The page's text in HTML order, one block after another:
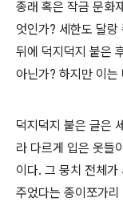
종래 혹은 작금 문화
엇인가? 세한도 달랑
뒤에 덕지덕지 붙은
아닌가? 하지만 이는
덕지덕지 붙은 글은
라 다르게 입은 옷들
이다. 그 뭉치 전체가
주었다는 종이쪼가